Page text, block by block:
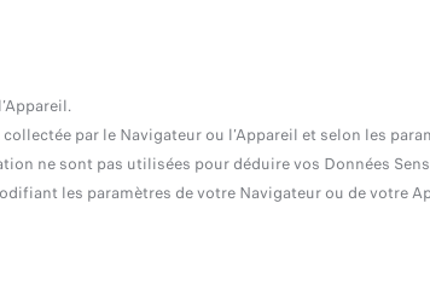
par le Navigateur ou l’Appareil et selon les
ne sont pas utilisées pour déduire vos Données
les paramètres de votre Navigateur ou de votre